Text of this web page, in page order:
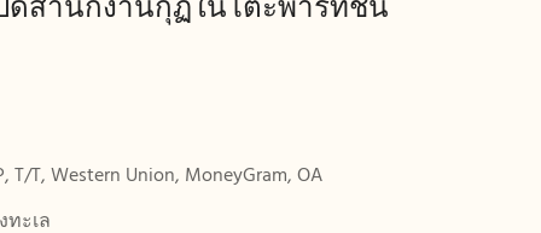
T/T, Western Union, MoneyGram, OA
ะเล